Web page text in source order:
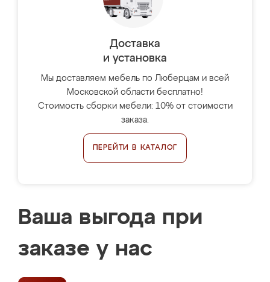
Доставка
и установка
Мы доставляем мебель по Люберцам и всей
Московской области бесплатно!
Стоимость сборки мебели: 10% от стоимости
заказа.
ПЕРЕЙТИ В КАТАЛОГ
Ваша выгода при
заказе у нас